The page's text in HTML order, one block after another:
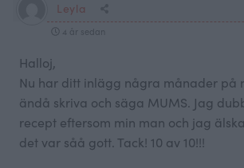
Leyla
4 år sedan
Halloj,
Nu har ditt inlägg några månader på
ändå skriva och säga MUMS. Jag
recept eftersom min man och jag
det var såå gott. Tack! 10 av 10!!!